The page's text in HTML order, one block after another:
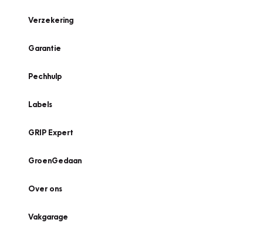
Verzekering
Garantie
Pechhulp
Labels
GRIP Expert
GroenGedaan
Over ons
Vakgarage